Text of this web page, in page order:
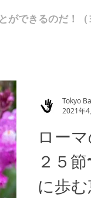
できるのだ！（
ロー
２５
に歩
Tokyo
2021年